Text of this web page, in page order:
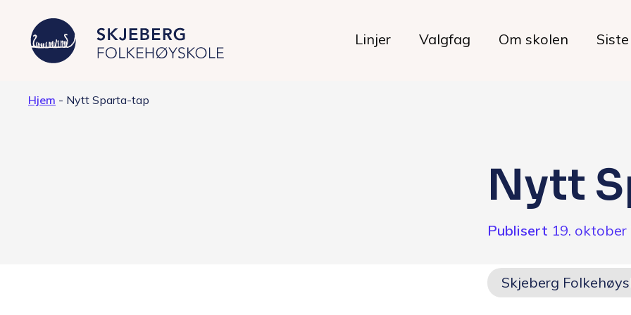
Linjer Valgfag Om skolen
Hjem - Nytt Sparta-tap
Nytt
Publisert 19. oktober
Skjeberg